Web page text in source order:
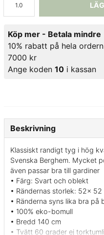
Köp mer - Betala mindre
10% rabatt på hela
7000 kr
Ange koden 10 i kassan
Beskrivning
Klassiskt randigt tyg i hög
Svenska Berghem. Mycket
även passar bra till gardiner
• Färg: Svart och oblekt
• Rändernas storlek: 52x 52
• Ränderna syns lika bra på
• 100% eko-bomull
• Bredd 140 cm
• Tvätt 60 grader ej